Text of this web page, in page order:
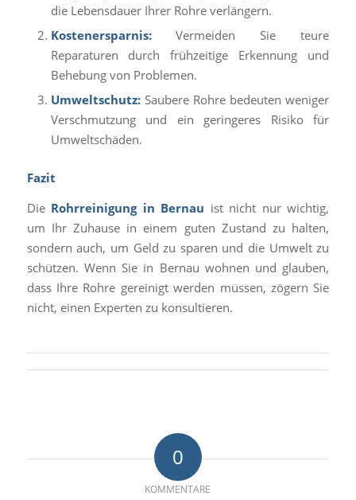
die Lebensdauer Ihrer Rohre verlängern.
Kostenersparnis:Vermeiden Sie teure
Reparaturen durch frühzeitige Erkennung und
Behebung von Problemen.
Umweltschutz:Saubere Rohre bedeuten weniger
Verschmutzung und ein geringeres Risiko für
Umweltschäden.
Fazit
Die Rohrreinigung in Bernau ist nicht nur wichtig,
um Ihr Zuhause in einem guten Zustand zu halten,
sondern auch, um Geld zu sparen und die Umwelt zu
schützen. Wenn Sie in Bernau wohnen und glauben,
dass Ihre Rohre gereinigt werden müssen, zögern Sie
nicht, einen Experten zu konsultieren.
0
KOMMENTARE